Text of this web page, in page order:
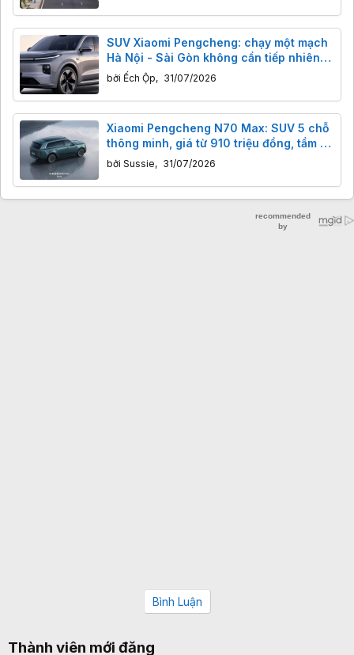
SUV Xiaomi Pengcheng: chạy một mạch
Hà Nội - Sài Gòn không cần tiếp nhiên
liệu?
bởi Ếch Ộp, 31/07/2026
Xiaomi Pengcheng N70 Max: SUV 5 chỗ
thông minh, giá từ 910 triệu đồng, tầm xa
1461km.
bởi Sussie, 31/07/2026
Bình Luận
Thành viên mới đăng